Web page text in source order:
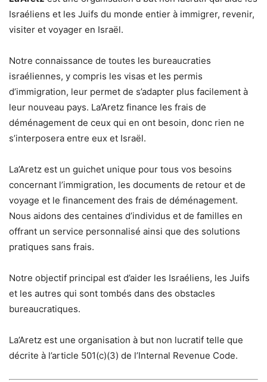
Israéliens et les Juifs du monde entier à immigrer, revenir,
visiter et voyager en Israël.
Notre connaissance de toutes les bureaucraties
israéliennes, y compris les visas et les permis
d’immigration, leur permet de s’adapter plus facilement à
leur nouveau pays. La’Aretz finance les frais de
déménagement de ceux qui en ont besoin, donc rien ne
s’interposera entre eux et Israël.
La’Aretz est un guichet unique pour tous vos besoins
concernant l’immigration, les documents de retour et de
voyage et le financement des frais de déménagement.
Nous aidons des centaines d’individus et de familles en
offrant un service personnalisé ainsi que des solutions
pratiques sans frais.
Notre objectif principal est d’aider les Israéliens, les Juifs
et les autres qui sont tombés dans des obstacles
bureaucratiques.
La’Aretz est une organisation à but non lucratif telle que
décrite à l’article 501(c)(3) de l’Internal Revenue Code.